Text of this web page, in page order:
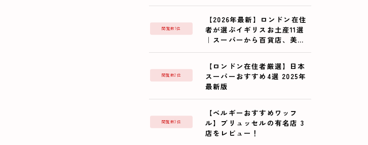
【2026年最新】ロンドン在住
者が選ぶイギリスお土産11選
｜スーパーから百貨店、美術
館まで
閲覧数1位
【ロンドン在住者厳選】日本
スーパーおすすめ4選 2025年
最新版
閲覧数2位
【ベルギーおすすめワッフ
ル】ブリュッセルの有名店 3
店をレビュー！
閲覧数3位